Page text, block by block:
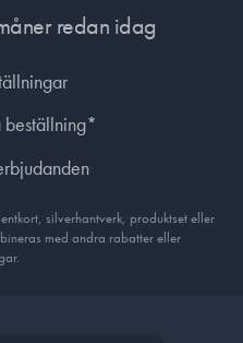
redan idag
beställning*
silverhantverk, produkt­set eller
med andra rabatter eller